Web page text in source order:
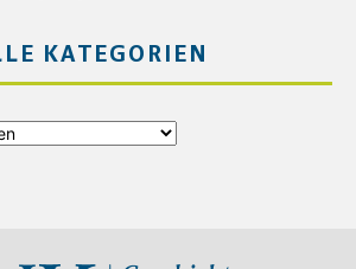
KATEGORIEN